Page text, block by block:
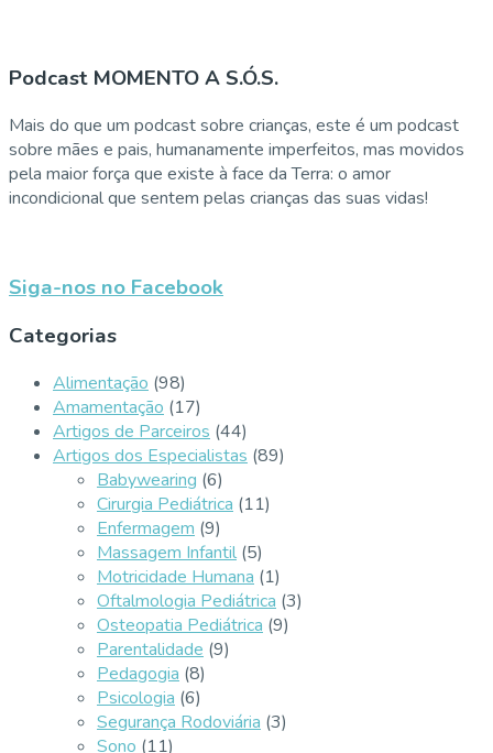
Podcast MOMENTO A S.Ó.S.
Mais do que um podcast sobre crianças, este é um podcast
sobre mães e pais, humanamente imperfeitos, mas movidos
pela maior força que existe à face da Terra: o amor
incondicional que sentem pelas crianças das suas vidas!
Siga-nos no Facebook
Categorias
Alimentação (98)
Amamentação (17)
Artigos de Parceiros (44)
Artigos dos Especialistas (89)
Babywearing (6)
Cirurgia Pediátrica (11)
Enfermagem (9)
Massagem Infantil (5)
Motricidade Humana (1)
Oftalmologia Pediátrica (3)
Osteopatia Pediátrica (9)
Parentalidade (9)
Pedagogia (8)
Psicologia (6)
Segurança Rodoviária (3)
Sono (11)